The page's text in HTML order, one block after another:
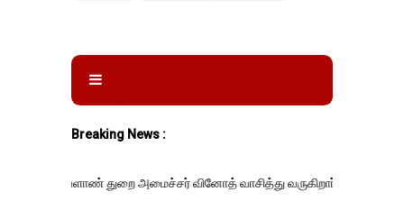
Breaking News :
துறை அமைச்சர் வினோத் வாசித்து வருகிறார். �.